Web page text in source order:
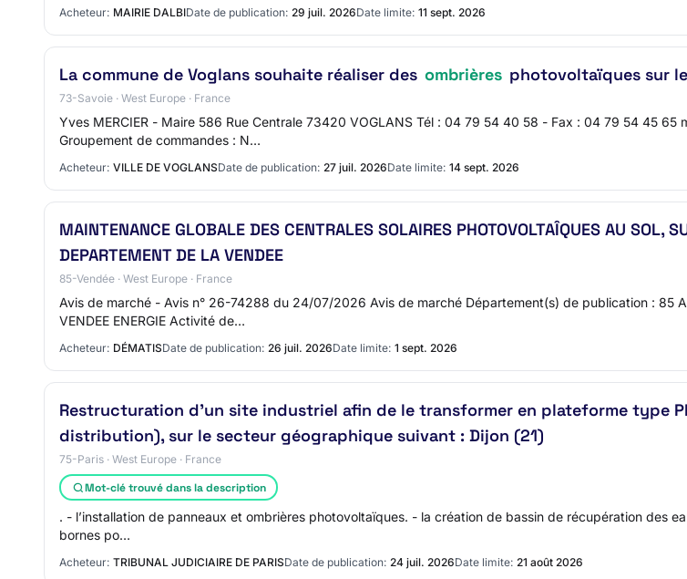
Acheteur: MAIRIE DALBIDate de publication: 29 juil. 2026Date limite: 11 sept. 2026
La commune de Voglans souhaite réaliser des ombrières photovoltaïques sur
73-Savoie · West Europe · France
Yves MERCIER - Maire 586 Rue Centrale 73420 VOGLANS Tél : 04 79 54 40 58 - Fax : 04 79 54 45
Groupement de commandes : N…
Acheteur: VILLE DE VOGLANSDate de publication: 27 juil. 2026Date limite: 14 sept. 2026
MAINTENANCE GLOBALE DES CENTRALES SOLAIRES PHOTOVOLTAÎQUES AU SOL,
DEPARTEMENT DE LA VENDEE
85-Vendée · West Europe · France
Avis de marché - Avis n° 26-74288 du 24/07/2026 Avis de marché Département(s) de publication : 85
VENDEE ENERGIE Activité de…
Acheteur: DÉMATISDate de publication: 26 juil. 2026Date limite: 1 sept. 2026
Restructuration d'un site industriel afin de le transformer en plateforme type
distribution), sur le secteur géographique suivant : Dijon (21)
75-Paris · West Europe · France
Mot-clé trouvé dans la description
. - l’installation de panneaux et ombrières photovoltaïques. - la création de bassin de récupération des
bornes po…
Acheteur: TRIBUNAL JUDICIAIRE DE PARISDate de publication: 24 juil. 2026Date limite: 21 août 2026